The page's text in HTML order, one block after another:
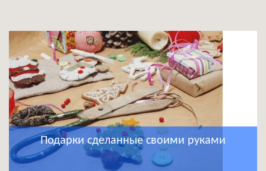
Подарки сделанные своими руками